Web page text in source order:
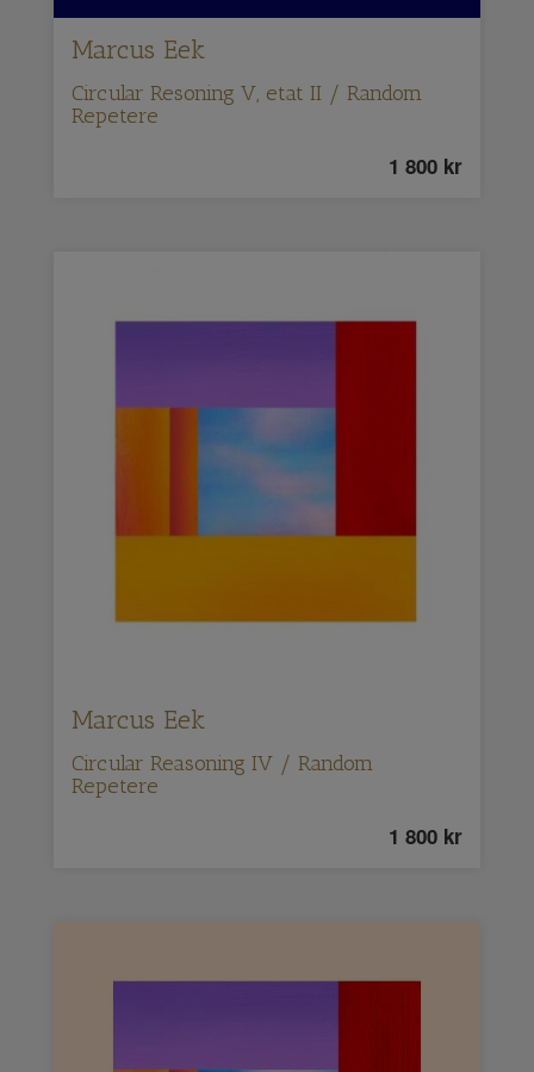
Marcus Eek
Circular Resoning V, etat II / Random
Repetere
1 800 kr
Marcus Eek
Circular Reasoning IV / Random
Repetere
1 800 kr